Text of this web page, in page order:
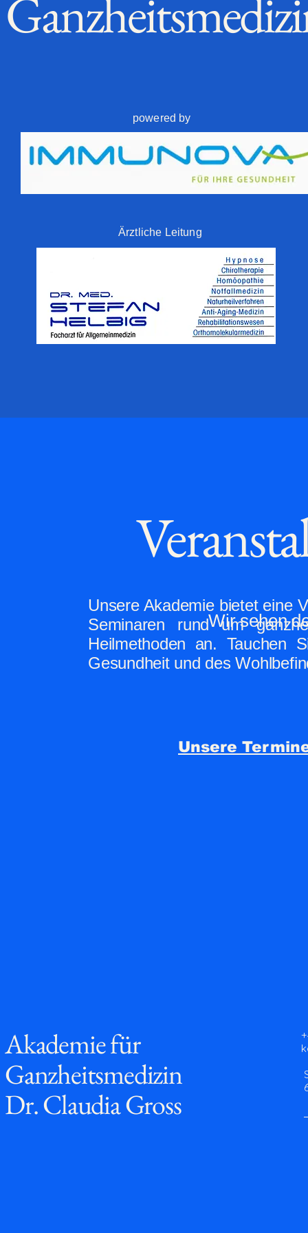
powered by
Ärztliche Leitung
Unsere Akademie bietet eine
Seminaren rund um
Heilmethoden an.
Gesundheit und des
Unsere
Wir sehen
Akademie für
Ganzheitsmedizin
Dr. Claudia Gross